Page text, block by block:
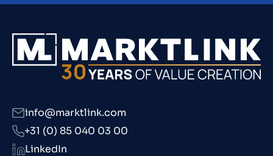
info@marktlink.com
+31 (0) 85 040 03 00
LinkedIn